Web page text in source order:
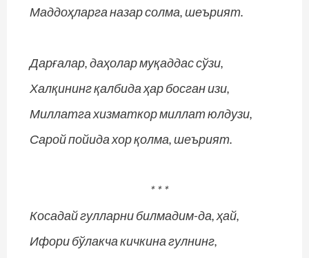
Маддоҳларга назар солма, шеърият.
Дарғалар, даҳолар муқаддас сўзи,
Халқининг қалбида ҳар босган изи,
Миллатга хизматкор миллат юлдузи,
Сарой пойида хор қолма, шеърият.
* * *
Косадай гулларни билмадим-да, ҳай,
Ифори бўлакча кичкина гулнинг,